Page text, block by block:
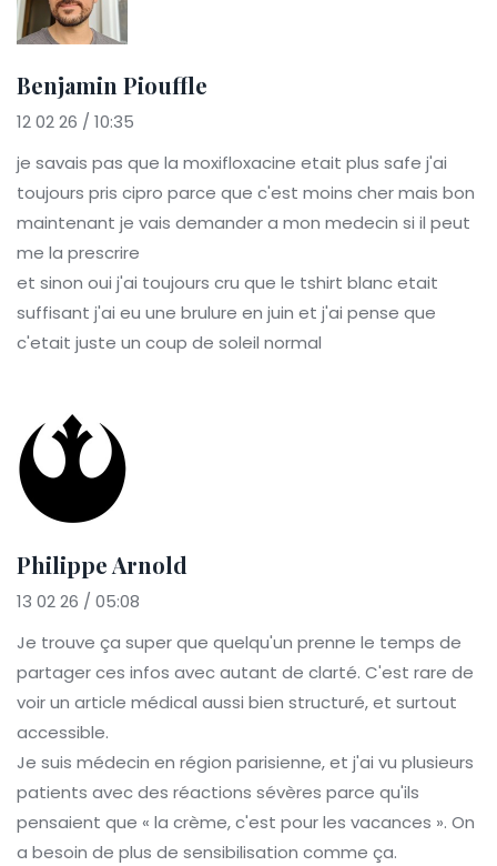
Benjamin Piouffle
12 02 26 / 10:35
je savais pas que la moxifloxacine etait plus safe j'ai
toujours pris cipro parce que c'est moins cher mais bon
maintenant je vais demander a mon medecin si il peut
me la prescrire
et sinon oui j'ai toujours cru que le tshirt blanc etait
suffisant j'ai eu une brulure en juin et j'ai pense que
c'etait juste un coup de soleil normal
Philippe Arnold
13 02 26 / 05:08
Je trouve ça super que quelqu'un prenne le temps de
partager ces infos avec autant de clarté. C'est rare de
voir un article médical aussi bien structuré, et surtout
accessible.
Je suis médecin en région parisienne, et j'ai vu plusieurs
patients avec des réactions sévères parce qu'ils
pensaient que « la crème, c'est pour les vacances ». On
a besoin de plus de sensibilisation comme ça.